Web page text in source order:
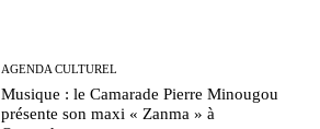
AGENDA CULTUREL
Musique : le Camarade Pierre Minougou
présente son maxi « Zanma » à